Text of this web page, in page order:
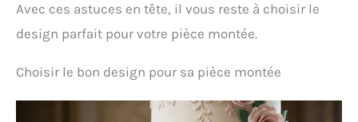
Avec ces astuces en tête, il vous reste à choisir le
design parfait pour votre pièce montée.
Choisir le bon design pour sa pièce montée